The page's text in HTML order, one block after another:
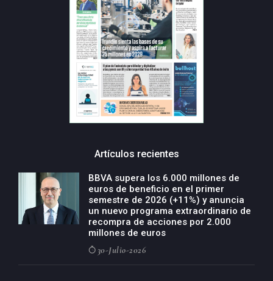
Artículos recientes
BBVA supera los 6.000 millones de
euros de beneficio en el primer
semestre de 2026 (+11%) y anuncia
un nuevo programa extraordinario de
recompra de acciones por 2.000
millones de euros
30-Julio-2026